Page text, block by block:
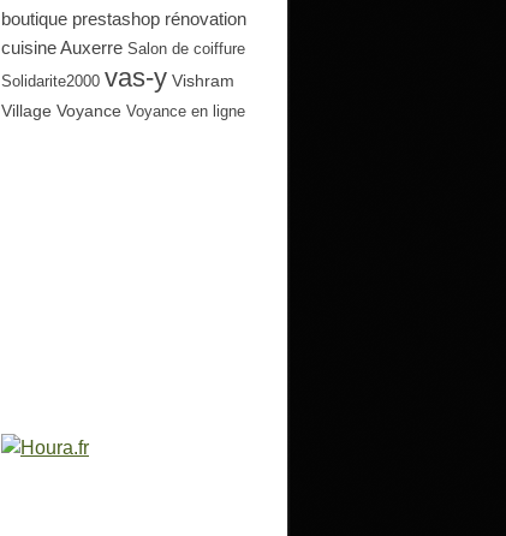
boutique prestashop rénovation
cuisine Auxerre Salon de coiffure
Solidarite2000 vas-y Vishram
Village Voyance Voyance en ligne